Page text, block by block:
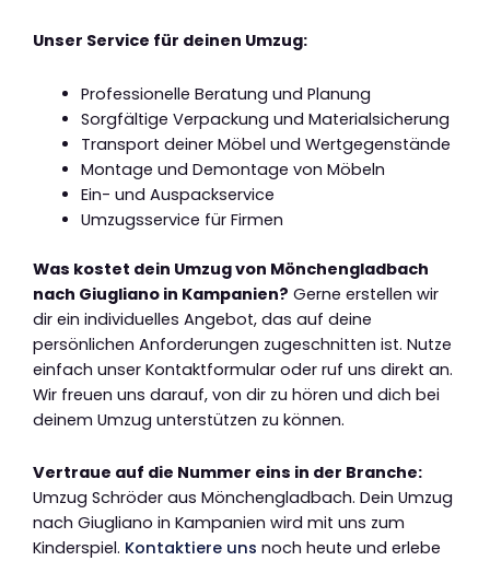
Unser Service für deinen Umzug:
Professionelle Beratung und Planung
Sorgfältige Verpackung und Materialsicherung
Transport deiner Möbel und Wertgegenstände
Montage und Demontage von Möbeln
Ein- und Auspackservice
Umzugsservice für Firmen
Was kostet dein Umzug von Mönchengladbach
nach Giugliano in Kampanien? Gerne erstellen wir
dir ein individuelles Angebot, das auf deine
persönlichen Anforderungen zugeschnitten ist. Nutze
einfach unser Kontaktformular oder ruf uns direkt an.
Wir freuen uns darauf, von dir zu hören und dich bei
deinem Umzug unterstützen zu können.
Vertraue auf die Nummer eins in der Branche:
Umzug Schröder aus Mönchengladbach. Dein Umzug
nach Giugliano in Kampanien wird mit uns zum
Kinderspiel. Kontaktiere uns noch heute und erlebe